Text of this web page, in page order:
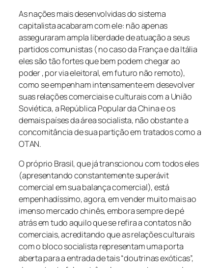
As nações mais desenvolvidas do sistema
capitalista acabaram com ele: não apenas
asseguraram ampla liberdade de atuação a seus
partidos comunistas ( no caso da França e da Itália
eles são tão fortes que bem podem chegar ao
poder , por via eleitoral, em futuro não remoto),
como se empenham intensamente em desevolver
suas relações comerciais e culturais com a União
Soviética, a República Popular da China e os
demais países da área socialista, não obstante a
concomitância de sua partição em tratados como a
OTAN.
O próprio Brasil, que já transcionou com todos eles
(apresentando constantemente superávit
comercial em sua balança comercial), está
empenhadíssimo, agora, em vender muito mais ao
imenso mercado chinês, embora sempre de pé
atrás em tudo aquilo que se refira a contatos não
comerciais, acreditando que as relações culturais
com o bloco socialista representam uma porta
aberta para a entrada de tais “doutrinas exóticas”,